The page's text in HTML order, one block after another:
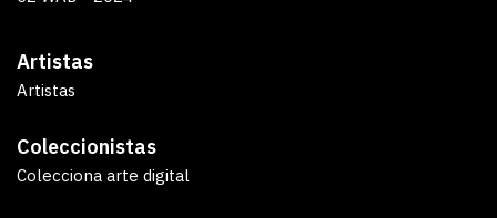
Artistas
Artistas
Coleccionistas
Colecciona arte digital